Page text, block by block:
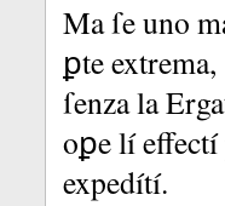
Ma ſe uno
ꝑte extrema,
ſenza la
oꝑe lí
expedítí.